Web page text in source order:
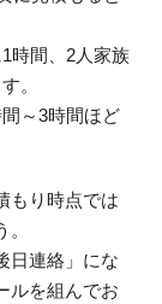
時間、2人家族
。
～3時間ほど
もり時点では
日連絡」にな
ルを組んでお